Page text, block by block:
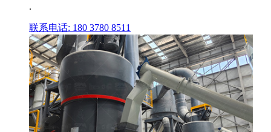
.
联系电话: 180 3780 8511